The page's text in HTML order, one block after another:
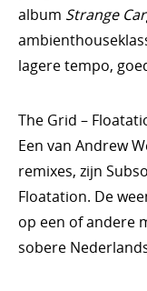
album Strange
lagere tempo,
The Grid –
Een van Andrew
remixes, zijn
Floatation. De
op een of andere
sobere